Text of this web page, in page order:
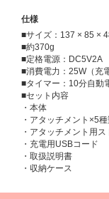
仕様
■サイズ：137 × 85 ×
■約370g
■定格電源：DC5V2A
■消費電力：25W（充
■タイマー：10分自動
■セット内容
・本体
・アタッチメント×5
・アタッチメント用
・充電用USBコード
・取扱説明書
・収納ケース